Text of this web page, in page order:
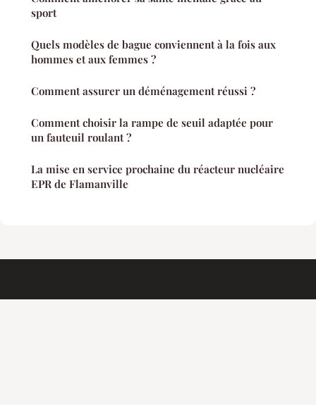
sport
Quels modèles de bague conviennent à la fois aux
hommes et aux femmes ?
Comment assurer un déménagement réussi ?
Comment choisir la rampe de seuil adaptée pour
un fauteuil roulant ?
La mise en service prochaine du réacteur nucléaire
EPR de Flamanville
Addfreecounter